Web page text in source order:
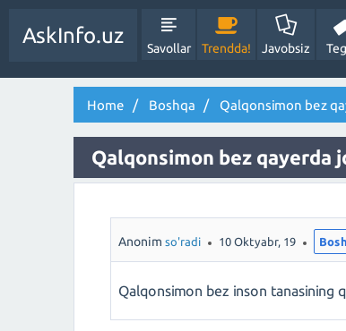
AskInfo.uz
Savollar Trendda! Javobsiz
Home Boshqa Qalqonsimon bez
Qalqonsimon bez qayerda
Anonim so'radi 10 Oktyabr, 19
Qalqonsimon bez inson tanasining